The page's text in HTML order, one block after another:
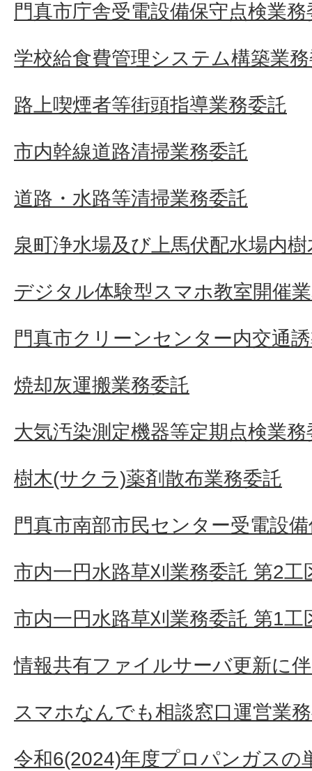
門真市庁舎受電設備保守点検業務
学校給食費管理システム構築業
路上喫煙者等街頭指導業務委託
市内幹線道路清掃業務委託
道路・水路等清掃業務委託
泉町浄水場及び上馬伏配水場内
デジタル体験型スマホ教室開催
門真市クリーンセンター内交通
焼却灰運搬業務委託
大気汚染測定機器等定期点検業務
樹木(サクラ)薬剤散布業務委託
門真市南部市民センター受電設
市内一円水路草刈業務委託 第2工
市内一円水路草刈業務委託 第1工
情報共有ファイルサーバ更新に
スマホなんでも相談窓口運営業
令和6(2024)年度プロパンガスの